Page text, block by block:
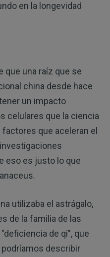
en la longevidad
que una raíz que se
china desde hace
un impacto
celulares que la ciencia
que aceleran el
eso es justo lo que
utilizaba el astrágalo,
de la familia de las
de qi", que
describir